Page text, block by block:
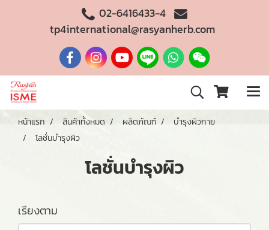
02-6416433-4
tp4international@rasyanherb.com
หน้าแรก สินค้าทั้งหมด ผลิตภัณฑ์
บำรุงผิวกาย
โลชั่นบำรุงผิว
โลชั่นบำรุงผิว
เรียงตาม